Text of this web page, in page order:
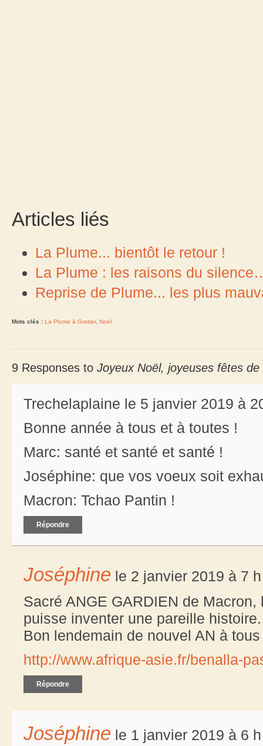
Articles liés
La Plume... bientôt le retour !
La Plume : les raisons du
Reprise de Plume... les plus
Mots clés : La Plume à Gratter, Noël
9 Responses to Joyeux Noël, joyeuses fêtes
Trechelaplaine le 5 janvier 2019 à
Bonne année à tous et à toutes !
Marc: santé et santé et santé !
Joséphine: que vos voeux soit
Macron: Tchao Pantin !
Répondre
Joséphine le 2 janvier 2019 à 7
Sacré ANGE GARDIEN de
puisse inventer une pareille histoire.
Bon lendemain de nouvel AN à tous
http://www.afrique-asie.fr/benalla-
Répondre
Joséphine le 1 janvier 2019 à 6